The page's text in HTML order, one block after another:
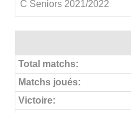
C Seniors 2021/2022
Total matchs:
Matchs joués:
Victoire: